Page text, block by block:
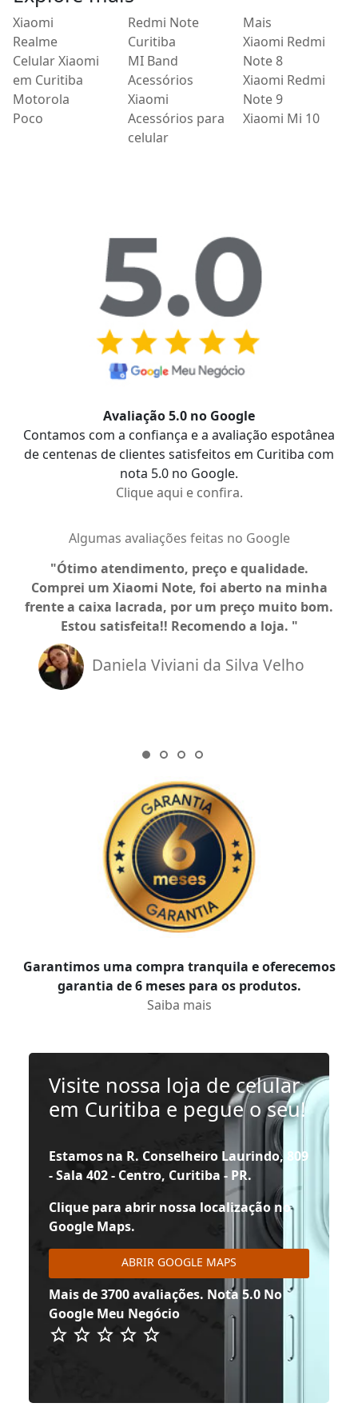
Xiaomi
Realme
Celular Xiaomi
em Curitiba
Motorola
Poco
Redmi Note
Curitiba
MI Band
Acessórios
Xiaomi
Acessórios para
celular
Mais
Xiaomi Redmi
Note 8
Xiaomi Redmi
Note 9
Xiaomi Mi 10
Avaliação 5.0 no Google
Contamos com a confiança e a avaliação espotânea
de centenas de clientes satisfeitos em Curitiba com
nota 5.0 no Google.
Clique aqui e confira.
Algumas avaliações feitas no Google
Ótimo atendimento, preço e qualidade.
Comprei um Xiaomi Note, foi aberto na minha
frente a caixa lacrada, por um preço muito bom.
Estou satisfeita!! Recomendo a loja.
Daniela Viviani da Silva Velho
Garantimos uma compra tranquila e oferecemos
garantia de 6 meses para os produtos.
Saiba mais
Visite nossa loja de celular
em Curitiba e pegue o seu!
Estamos na R. Conselheiro Laurindo, 809
- Sala 402 - Centro, Curitiba - PR.
Clique para abrir nossa localização no
Google Maps.
ABRIR GOOGLE MAPS
Mais de 3700 avaliações. Nota 5.0 No
Google Meu Negócio